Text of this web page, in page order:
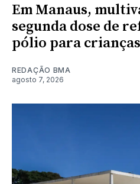
Em Manaus,
segunda dose de
pólio para
REDAÇÃO BMA
agosto 7, 2026